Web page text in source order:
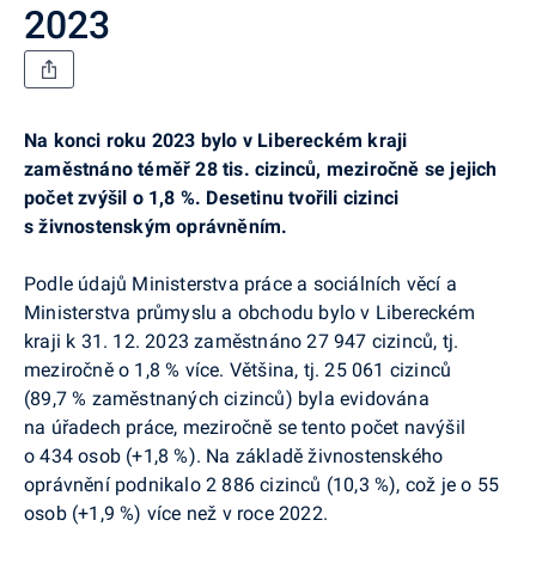
2023
Na konci roku 2023 bylo v Libereckém kraji
zaměstnáno téměř 28 tis. cizinců, meziročně se jejich
počet zvýšil o 1,8 %. Desetinu tvořili cizinci
s živnostenským oprávněním.
Podle údajů Ministerstva práce a sociálních věcí a
Ministerstva průmyslu a obchodu bylo v Libereckém
kraji k 31. 12. 2023 zaměstnáno 27 947 cizinců, tj.
meziročně o 1,8 % více. Většina, tj. 25 061 cizinců
(89,7 % zaměstnaných cizinců) byla evidována
na úřadech práce, meziročně se tento počet navýšil
o 434 osob (+1,8 %). Na základě živnostenského
oprávnění podnikalo 2 886 cizinců (10,3 %), což je o 55
osob (+1,9 %) více než v roce 2022.